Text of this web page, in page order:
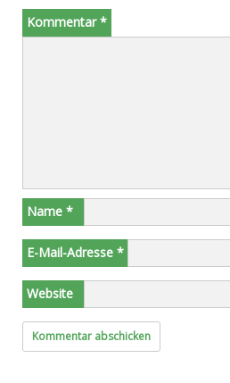
Kommentar*
Name *
E-Mail-Adresse *
Website